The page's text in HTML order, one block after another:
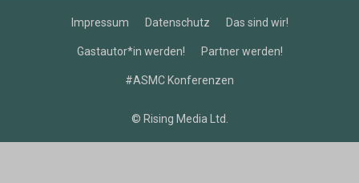
Impressum Datenschutz Das sind wir!
Gastautor*in werden! Partner werden!
#ASMC Konferenzen
© Rising Media Ltd.